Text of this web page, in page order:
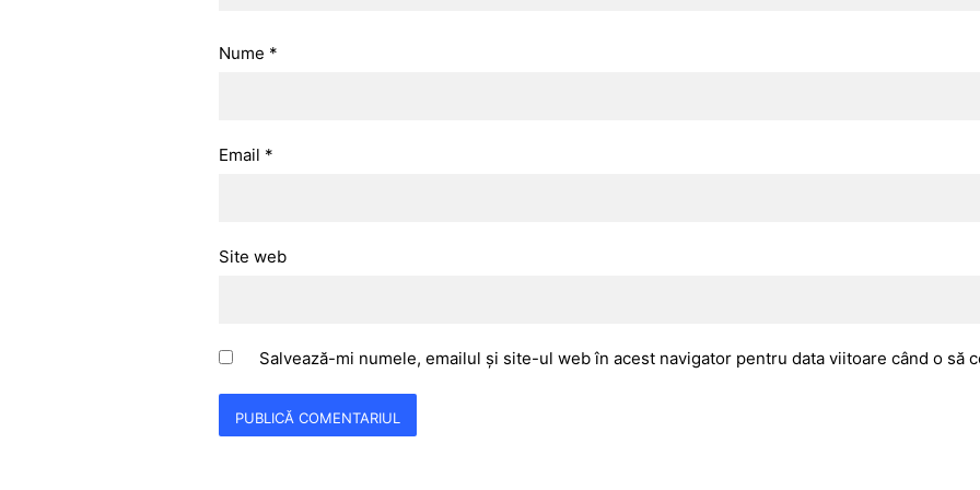
Nume *
Email *
Site web
Salvează-mi numele, emailul și site-ul web în acest navigator pentru data viitoare când o să